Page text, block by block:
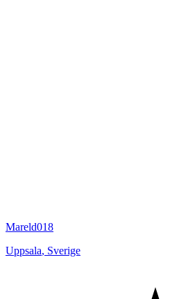
Mareld018
Uppsala, Sverige